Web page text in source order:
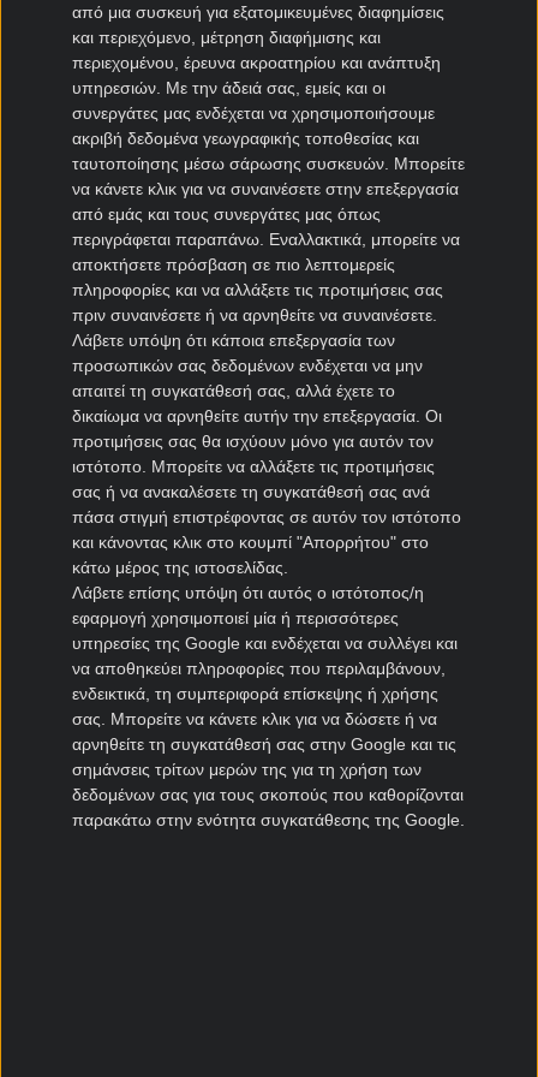
από μια συσκευή για εξατομικευμένες διαφημίσεις
και περιεχόμενο, μέτρηση διαφήμισης και
περιεχομένου, έρευνα ακροατηρίου και ανάπτυξη
υπηρεσιών. Με την άδειά σας, εμείς και οι
συνεργάτες μας ενδέχεται να χρησιμοποιήσουμε
ακριβή δεδομένα γεωγραφικής τοποθεσίας και
ταυτοποίησης μέσω σάρωσης συσκευών. Μπορείτε
να κάνετε κλικ για να συναινέσετε στην επεξεργασία
από εμάς και τους συνεργάτες μας όπως
περιγράφεται παραπάνω. Εναλλακτικά, μπορείτε να
αποκτήσετε πρόσβαση σε πιο λεπτομερείς
πληροφορίες και να αλλάξετε τις προτιμήσεις σας
πριν συναινέσετε ή να αρνηθείτε να συναινέσετε.
Λάβετε υπόψη ότι κάποια επεξεργασία των
προσωπικών σας δεδομένων ενδέχεται να μην
απαιτεί τη συγκατάθεσή σας, αλλά έχετε το
δικαίωμα να αρνηθείτε αυτήν την επεξεργασία. Οι
προτιμήσεις σας θα ισχύουν μόνο για αυτόν τον
ιστότοπο. Μπορείτε να αλλάξετε τις προτιμήσεις
σας ή να ανακαλέσετε τη συγκατάθεσή σας ανά
πάσα στιγμή επιστρέφοντας σε αυτόν τον ιστότοπο
και κάνοντας κλικ στο κουμπί "Απορρήτου" στο
κάτω μέρος της ιστοσελίδας.
Λάβετε επίσης υπόψη ότι αυτός ο ιστότοπος/η
εφαρμογή χρησιμοποιεί μία ή περισσότερες
υπηρεσίες της Google και ενδέχεται να συλλέγει και
να αποθηκεύει πληροφορίες που περιλαμβάνουν,
ενδεικτικά, τη συμπεριφορά επίσκεψης ή χρήσης
σας. Μπορείτε να κάνετε κλικ για να δώσετε ή να
αρνηθείτε τη συγκατάθεσή σας στην Google και τις
σημάνσεις τρίτων μερών της για τη χρήση των
δεδομένων σας για τους σκοπούς που καθορίζονται
παρακάτω στην ενότητα συγκατάθεσης της Google.
2013. Οι δύο προηγούμενες καταγράφονται το 1997 και
το 2012.
Θέλεις περισσότεραπρογνωστικά μπάσκετγια
ολυμπιακοσ final four; Μπες στο
kingbet.net
αναλύσεις στοιχηματος
από την κορυφαία
συντακτική ομάδα.
Νικητής Final Four: Ολυμπιακός
1.30
Ρεάλ Μαδρίτης Final Four
αποδόσεις
Η Ρεάλ Μαδρίτης ήταν εντυπωσιακή απέναντι στη
Βαλένθια, επικρατώντας με 105-90 στον δεύτερο,
χρονικά, ημιτελικό.
Η ομάδα του Σέρτζιο Σκαριόλο θα παραταχθεί
«λαβωμένη» και στον τελικό του Final Four, καθώς
εκτός από τους ήδη απόντες, Έντι Ταβάρες και Άλεξ
Λεν, αναμένεται να απουσιάσει και ο Οσμάν
Γκαρούμπα, που τραυματίστηκε κόντρα στη Βαλένθια.
Πολυνίκης του θεσμού, με 11 κατακτήσεις, ενώ επίσης
μετράει 10 χαμένους τελικούς. Η φετινή αποτελεί τη
15η παρουσία της σε Final Four.